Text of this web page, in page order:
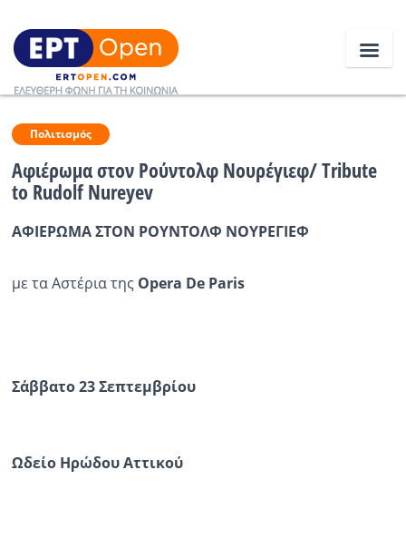
Ειδήσεις
Ελλάδα
Κοινωνία
Κόσμος
Πολιτισμός
Αφιέρωμα στον Ρούντολφ Νουρέγιεφ/ Tribute
to Rudolf Nureyev
ΑΦΙΕΡΩΜΑ ΣΤΟΝ ΡΟΥΝΤΟΛΦ ΝΟΥΡΕΓΙΕΦ
με τα Αστέρια της Opera DeParis
Σάββατο 23 Σεπτεμβρίου
Ωδείο Ηρώδου Αττικού